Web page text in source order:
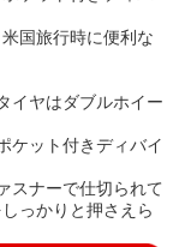
国旅行時に便利な
イヤはダブルホイー
ケット付きディバイ
スナーで仕切られて
っかりと押さえら